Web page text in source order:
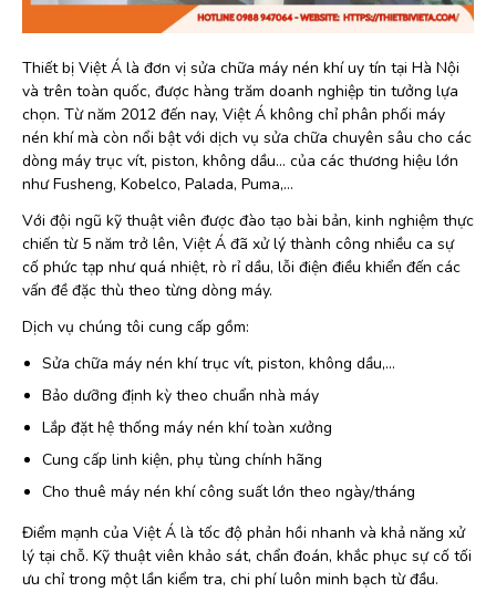
Thiết bị Việt Á là đơn vị sửa chữa máy nén khí uy tín tại Hà Nội
và trên toàn quốc, được hàng trăm doanh nghiệp tin tưởng lựa
chọn. Từ năm 2012 đến nay, Việt Á không chỉ phân phối máy
nén khí mà còn nổi bật với dịch vụ sửa chữa chuyên sâu cho các
dòng máy trục vít, piston, không dầu… của các thương hiệu lớn
như Fusheng, Kobelco, Palada, Puma,…
Với đội ngũ kỹ thuật viên được đào tạo bài bản, kinh nghiệm thực
chiến từ 5 năm trở lên, Việt Á đã xử lý thành công nhiều ca sự
cố phức tạp như quá nhiệt, rò rỉ dầu, lỗi điện điều khiển đến các
vấn đề đặc thù theo từng dòng máy.
Dịch vụ chúng tôi cung cấp gồm:
Sửa chữa máy nén khí trục vít, piston, không dầu,…
Bảo dưỡng định kỳ theo chuẩn nhà máy
Lắp đặt hệ thống máy nén khí toàn xưởng
Cung cấp linh kiện, phụ tùng chính hãng
Cho thuê máy nén khí công suất lớn theo ngày/tháng
Điểm mạnh của Việt Á là tốc độ phản hồi nhanh và khả năng xử
lý tại chỗ. Kỹ thuật viên khảo sát, chẩn đoán, khắc phục sự cố tối
ưu chỉ trong một lần kiểm tra, chi phí luôn minh bạch từ đầu.